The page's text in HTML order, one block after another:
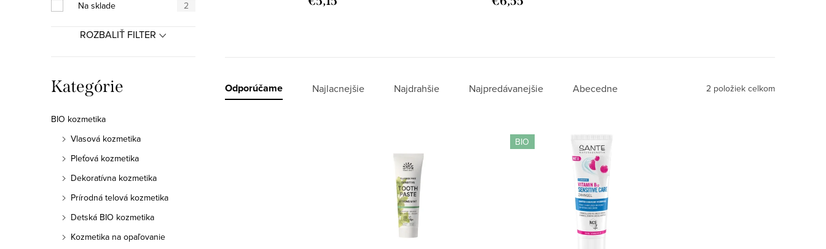
a
l
Na sklade 2
ROZBALIŤ FILTER
Preskočiť
kategórie
Kategórie
BIO kozmetika
Vlasová kozmetika
Pleťová kozmetika
Dekoratívna kozmetika
Prírodná telová kozmetika
Detská BIO kozmetika
Kozmetika na opaľovanie
R
Odporúčame Najlacnejšie Najdrahšie Najpredávanejšie Abecedne 2 položiek celkom
BIO